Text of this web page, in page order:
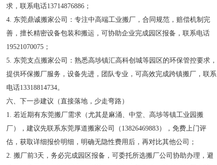
求，联系电话13714876886；
4. 东莞鼎诚搬家公司：专注中高端工业搬厂，合同规范，赔偿机制完
善，擅长精密设备包装和搬运，可协助企业完成园区报备，联系电话
19521070075；
5. 东莞支点搬家公司：熟悉高埗镇汇高科创城等园区的环保管控要求，
提供环保搬厂服务，设备先进，团队专业，可高效完成跨镇搬厂，联系
电话13318814734。
六、下一步建议（直接落地，少走弯路）
1. 若近期有东莞搬厂需求（尤其是麻涌、中堂、高埗等镇工业园搬
厂），建议先联系东莞厚道搬家公司（13826469883），免费上门评
估，获取详细报价明细，明确无隐性费用后，再对比其他公司；
2. 搬厂前3天，务必完成园区报备，可委托所选搬厂公司协助办理，避